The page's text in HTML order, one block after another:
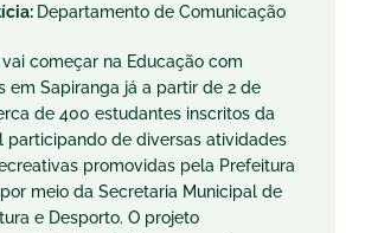
Departamento de Comunicação
vai começar na Educação com
em Sapiranga já a partir de 2 de
de 400 estudantes inscritos da
participando de diversas atividades
promovidas pela Prefeitura
meio da Secretaria Municipal de
e Desporto. O projeto